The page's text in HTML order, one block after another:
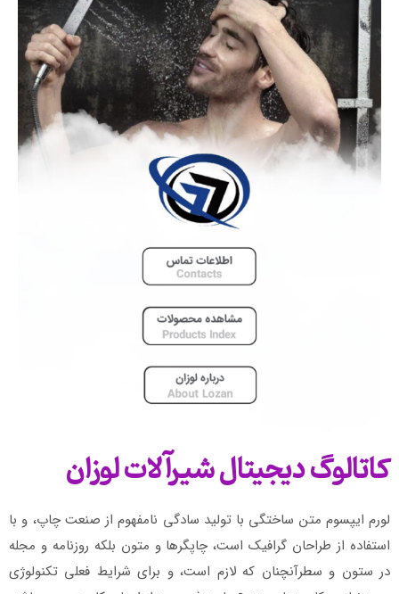
کاتالوگ دیجیتال شیرآلات لوزان
لورم ایپسوم متن ساختگی با تولید سادگی نامفهوم از صنعت چاپ، و با
استفاده از طراحان گرافیک است، چاپگرها و متون بلکه روزنامه و مجله
در ستون و سطرآنچنان که لازم است، و برای شرایط فعلی تکنولوژی